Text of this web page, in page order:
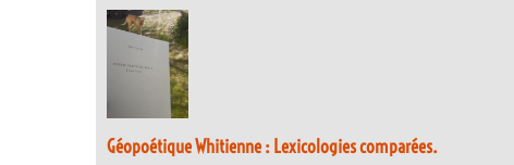
Géopoétique Whitienne : Lexicologies comparées.